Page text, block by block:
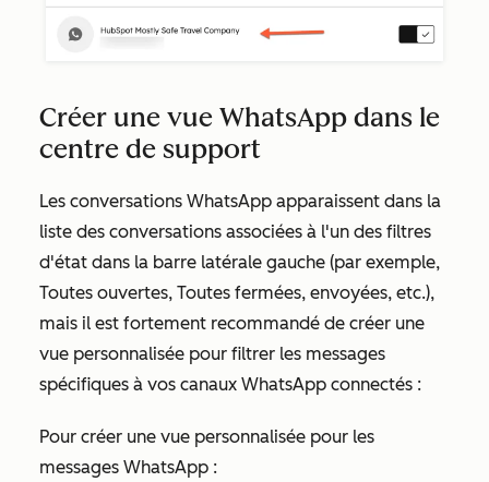
Créer une vue WhatsApp dans le
centre de support
Les conversations WhatsApp apparaissent dans la
liste des conversations associées à l'un des filtres
d'état dans la barre latérale gauche (par exemple,
Toutes ouvertes, Toutes fermées, envoyées, etc.),
mais il est fortement recommandé de créer une
vue personnalisée pour filtrer les messages
spécifiques à vos canaux WhatsApp connectés :
Pour créer une vue personnalisée pour les
messages WhatsApp :